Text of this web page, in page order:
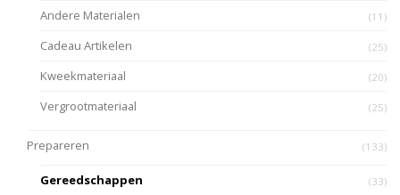
Andere Materialen (11)
Cadeau Artikelen (25)
Kweekmateriaal (20)
Vergrootmateriaal (25)
Prepareren (133)
Gereedschappen (33)